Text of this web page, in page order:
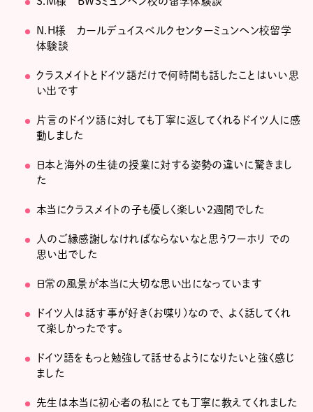
N.H様 カールデュイスベルクセンターミュンヘン校留学
体験談
クラスメイトとドイツ語だけで何時間も話したことはいい思
い出です
片言のドイツ語に対しても丁寧に返してくれるドイツ人に感
動しました
日本と海外の生徒の授業に対する姿勢の違いに驚きまし
た
本当にクラスメイトの子も優しく楽しい2週間でした
人のご縁感謝しなければならないなと思うワーホリ での
思い出でした
日常の風景が本当に大切な思い出になっています
ドイツ人は話す事が好き(お喋り)なので、 よく話してくれ
て楽しかったです。
ドイツ語をもっと勉強して話せるようになりたいと強く感じ
ました
先生は本当に初心者の私にとても丁寧に教えてくれました